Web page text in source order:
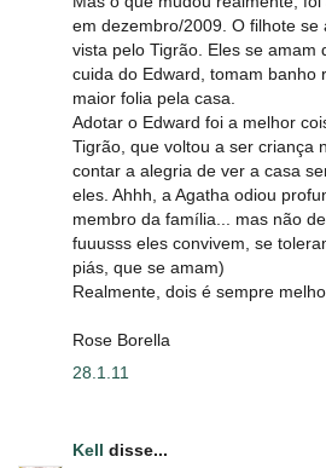
em dezembro/2009. O filhote se
vista pelo Tigrão. Eles se amam
cuida do Edward, tomam banho
maior folia pela casa.
Adotar o Edward foi a melhor
Tigrão, que voltou a ser criança
contar a alegria de ver a casa
eles. Ahhh, a Agatha odiou
membro da família... mas não
fuuusss eles convivem, se
piás, que se amam)
Realmente, dois é sempre
Rose Borella
28.1.11
Kell disse...